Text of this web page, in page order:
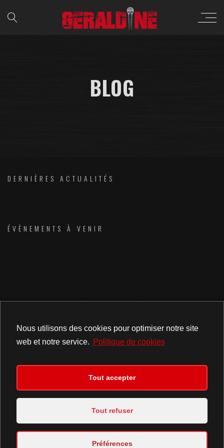
Nous utilisons des cookies pour optimiser notre site
web et notre service. Politique de cookies
Tout accepter
Tout refuser
Préférences
BLOG
DERNIÈRES ACTUALITÉS
ÉVÈNEMENTS À VENIR
Concert privé | Public | Anniversaires | Mariages |
Chanson de 1920 à nos jours en 4 langues
06 70 88 62 82